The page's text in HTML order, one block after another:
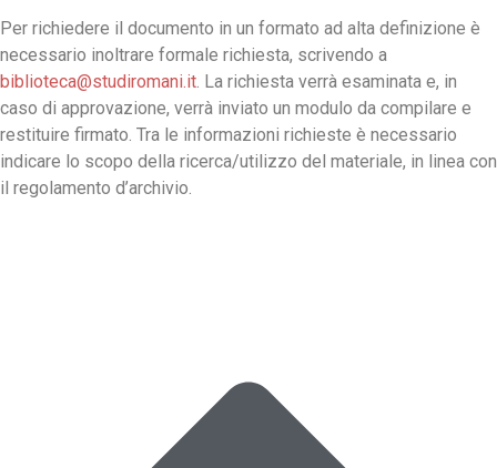
Per richiedere il documento in un formato ad alta definizione è
necessario inoltrare formale richiesta, scrivendo a
biblioteca@studiromani.it. La richiesta verrà esaminata e, in
caso di approvazione, verrà inviato un modulo da compilare e
restituire firmato. Tra le informazioni richieste è necessario
indicare lo scopo della ricerca/utilizzo del materiale, in linea con
il regolamento d’archivio.